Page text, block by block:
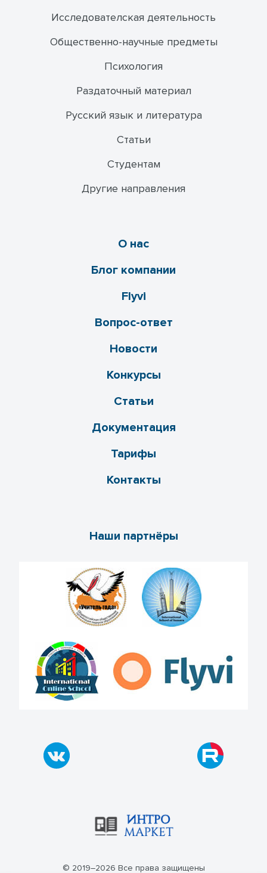
Исследователская деятельность
Общественно-научные предметы
Психология
Раздаточный материал
Русский язык и литература
Статьи
Студентам
Другие направления
О нас
Блог компании
Flyvi
Вопрос-ответ
Новости
Конкурсы
Статьи
Документация
Тарифы
Контакты
Наши партнёры
© 2019–2026 Все права защищены